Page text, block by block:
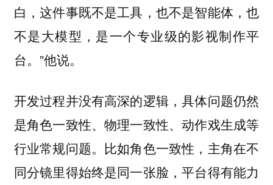
白，这件事既不是工具，也不是智能体，也
不是大模型，是一个专业级的影视制作平
台。”他说。
开发过程并没有高深的逻辑，具体问题仍然
是角色一致性、物理一致性、动作戏生成等
行业常规问题。比如角色一致性，主角在不
同分镜里得始终是同一张脸，平台得有能力